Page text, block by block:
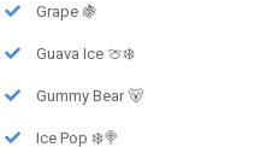
Grape 🍇
Guava Ice 🍈❄️
Gummy Bear 🐻
Ice Pop ❄️🍭